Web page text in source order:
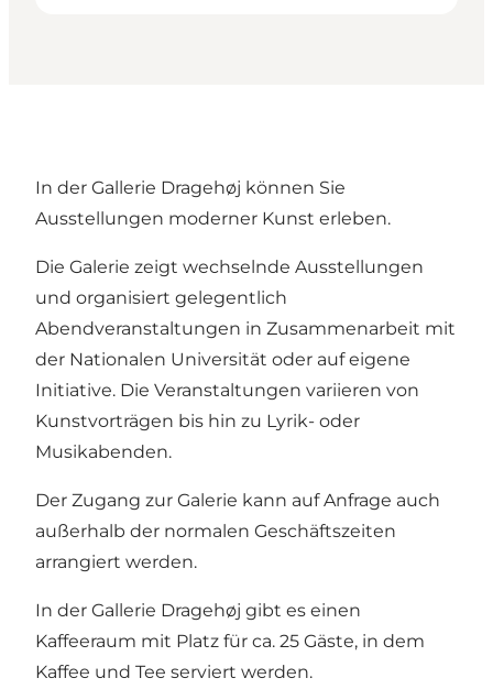
In der Gallerie Dragehøj können Sie
Ausstellungen moderner Kunst erleben.
Die Galerie zeigt wechselnde Ausstellungen
und organisiert gelegentlich
Abendveranstaltungen in Zusammenarbeit mit
der Nationalen Universität oder auf eigene
Initiative. Die Veranstaltungen variieren von
Kunstvorträgen bis hin zu Lyrik- oder
Musikabenden.
Der Zugang zur Galerie kann auf Anfrage auch
außerhalb der normalen Geschäftszeiten
arrangiert werden.
In der Gallerie Dragehøj gibt es einen
Kaffeeraum mit Platz für ca. 25 Gäste, in dem
Kaffee und Tee serviert werden.